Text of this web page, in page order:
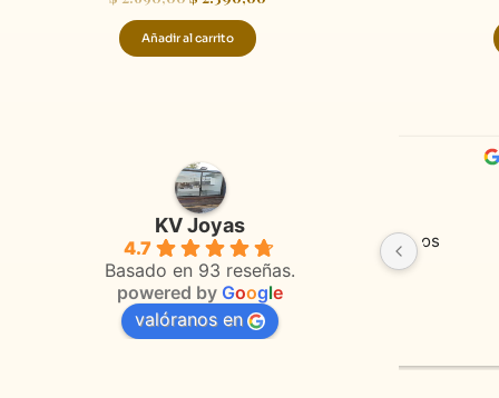
Añadir al carrito
KV Joyas
4.7
Basado en 93 reseñas.
powered by Google
valóranos en
Adriana Ghisoli
hace 3 meses
Muy buena atención, con amabilidad y
orientaciones convenientes
en todo